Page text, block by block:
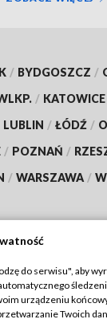
/ BYDGOSZCZ /
/ KATOWICE
LUBLIN / ŁÓDŹ /
/ POZNAŃ /
/ WARSZAWA /
TVP
Regulamin TVP
do serwisu", aby
urządzeniu
Twoich